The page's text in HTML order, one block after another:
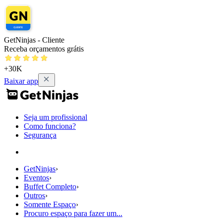
GetNinjas - Cliente
Receba orçamentos grátis
+30K
Baixar app
Seja um profissional
Como funciona?
Segurança
GetNinjas›
Eventos›
Buffet Completo›
Outros›
Somente Espaço›
Procuro espaço para fazer um...